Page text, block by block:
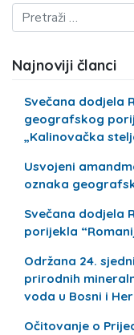
Najnoviji članci
Svečana dodjela
geografskog
„Kalinovačka
Usvojeni
oznaka
Svečana dodjela
porijekla
Održana 24.
prirodnih
voda u Bosni i
Očitovanje o